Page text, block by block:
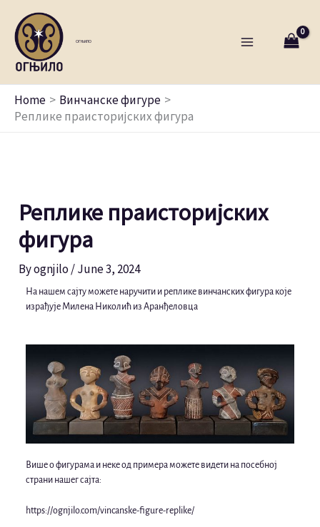
content
ОГЊИЛО
Home
Винчанске фигуре
Реплике праисторијских фигура
Реплике праисторијских
фигура
Byognjilo/June 3, 2024
На нашем сајту можете наручити и реплике винчанских фигура које
израђује Милена Николић из Аранђеловца
Више о фигурама и неке од примера можете видети на посебној
страни нашег сајта:
https://ognjilo.com/vincanske-figure-replike/